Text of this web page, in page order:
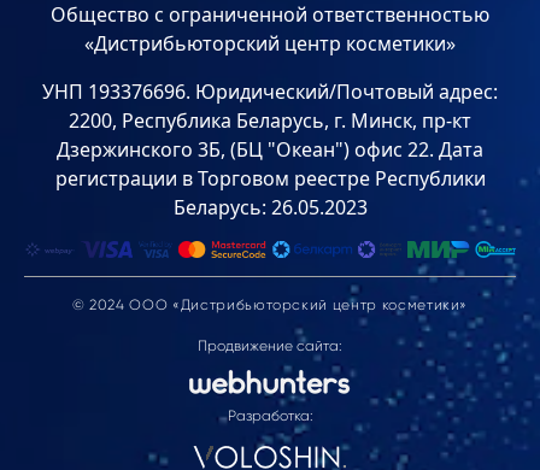
Общество с ограниченной ответственностью
«Дистрибьюторский центр косметики»
УНП 193376696. Юридический/Почтовый адрес:
2200, Республика Беларусь, г. Минск, пр-кт
Дзержинского 3Б, (БЦ "Океан") офис 22. Дата
регистрации в Торговом реестре Республики
Беларусь: 26.05.2023
© 2024 ООО «Дистрибьюторский центр косметики»
Продвижение сайта:
Разработка: